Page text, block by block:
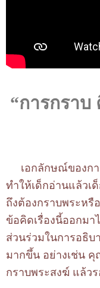
“การกราบ
เอกลักษณ์ของกา
ทำให้เด็กอ่านแล้วเ
ถึงต้องกราบพระหรื
ข้อคิดเรื่องนี้ออกม
ส่วนร่วมในการอธิบ
มากขึ้น อย่างเช่น
กราบพระสงฆ์ แล้ว